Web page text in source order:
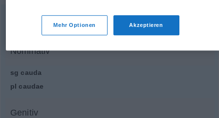
Nominativ
sg cauda
pl caudae
Genitiv
Mehr Optionen Akzeptieren